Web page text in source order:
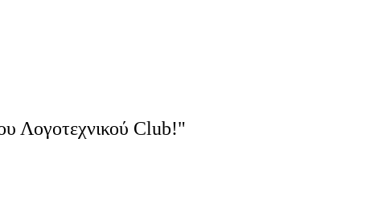
Λογοτεχνικού Club!"